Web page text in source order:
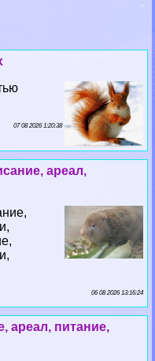
07 08 2026 1:20:38
ареал,
06 08 2026 13:16:24
ареал, питание,